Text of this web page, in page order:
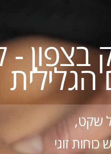
שקט,
כוחות זוגי